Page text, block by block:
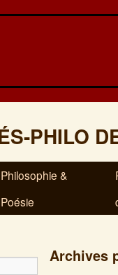
PHILO
Philosophie &
Poésie
Archives